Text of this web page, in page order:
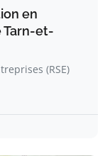
en
Tarn-et-
(RSE)